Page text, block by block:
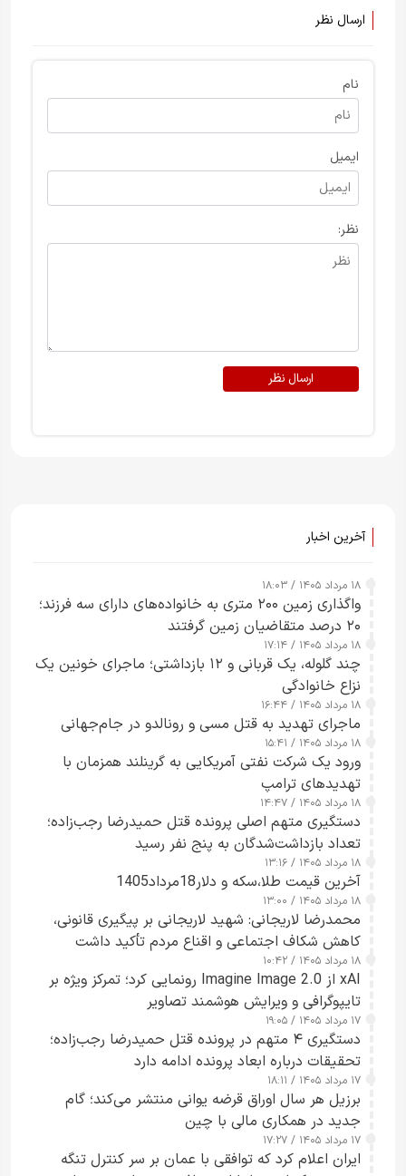
ارسال نظر
نام
ایمیل
نظر:
ارسال نظر
آخرین اخبار
۱۸ مرداد ۱۴۰۵ / ۱۸:۰۳
واگذاری زمین ۲۰۰ متری به خانواده‌های دارای سه فرزند؛
۲۰ درصد متقاضیان زمین گرفتند
۱۸ مرداد ۱۴۰۵ / ۱۷:۱۴
چند گلوله، یک قربانی و ۱۲ بازداشتی؛ ماجرای خونین یک
نزاع خانوادگی
۱۸ مرداد ۱۴۰۵ / ۱۶:۴۴
ماجرای تهدید به قتل مسی و رونالدو در جام‌جهانی
۱۸ مرداد ۱۴۰۵ / ۱۵:۴۱
ورود یک شرکت نفتی آمریکایی به گرینلند همزمان با
تهدیدهای ترامپ
۱۸ مرداد ۱۴۰۵ / ۱۴:۴۷
دستگیری متهم اصلی پرونده قتل حمیدرضا رجب‌زاده؛
تعداد بازداشت‌شدگان به پنج نفر رسید
۱۸ مرداد ۱۴۰۵ / ۱۳:۱۶
آخرین قیمت طلا،سکه و دلار18مرداد1405
۱۸ مرداد ۱۴۰۵ / ۱۳:۰۰
محمدرضا لاریجانی: شهید لاریجانی بر پیگیری قانونی،
کاهش شکاف اجتماعی و اقناع مردم تأکید داشت
۱۸ مرداد ۱۴۰۵ / ۱۰:۴۲
xAI از Imagine Image 2.0 رونمایی کرد؛ تمرکز ویژه بر
تایپوگرافی و ویرایش هوشمند تصاویر
۱۷ مرداد ۱۴۰۵ / ۱۹:۰۵
دستگیری ۴ متهم در پرونده قتل حمیدرضا رجب‌زاده؛
تحقیقات درباره ابعاد پرونده ادامه دارد
۱۷ مرداد ۱۴۰۵ / ۱۸:۱۱
برزیل هر سال اوراق قرضه یوانی منتشر می‌کند؛ گام
جدید در همکاری مالی با چین
۱۷ مرداد ۱۴۰۵ / ۱۷:۲۷
ایران اعلام کرد که توافقی با عمان بر سر کنترل تنگه